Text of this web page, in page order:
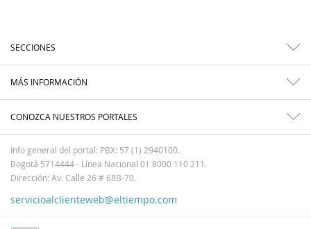
SECCIONES
MÁS INFORMACIÓN
CONOZCA NUESTROS PORTALES
Info general del portal: PBX: 57 (1) 2940100.
Bogotá 5714444 - Línea Nacional 01 8000 110 211.
Dirección: Av. Calle 26 # 68B-70.
servicioalclienteweb@eltiempo.com